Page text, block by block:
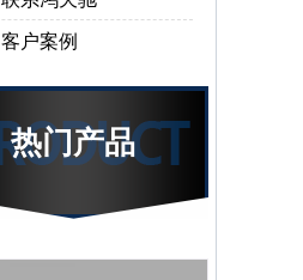
客户案例
热门产品